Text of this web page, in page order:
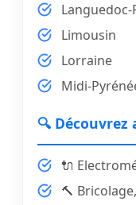
Limousin
Lorraine
Midi-
🔍 Découvrez
🔌
🔨